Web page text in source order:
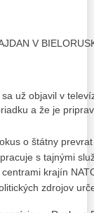
V
už objavil v
a že je
o štátny
s tajnými
krajín
zdrojov